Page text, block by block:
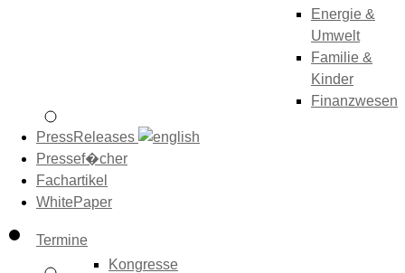
Energie &
Umwelt
Familie &
Kinder
Finanzwesen
PressReleases
Pressef�cher
Fachartikel
WhitePaper
Termine
Kongresse